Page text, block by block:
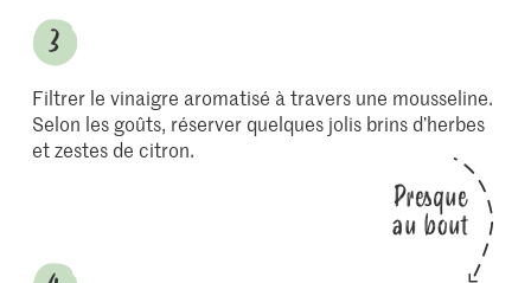
Filtrer le vinaigre aromatisé à travers une mousseline.
Selon les goûts, réserver quelques jolis brins d’herbes
et zestes de citron.
Presque
au bout